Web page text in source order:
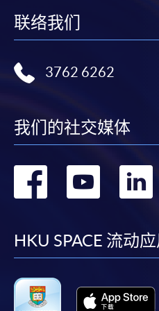
联络我们
3762 6262
我们的社交媒体
转 转
HKU SPACE 流动